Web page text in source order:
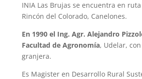
INIA Las Brujas se encuentra en
Rincón del Colorado, Canelones.
En 1990 el Ing. Agr. Alejandro
Facultad de Agronomía, Udelar,
granjera.
Es Magister en Desarrollo Rural